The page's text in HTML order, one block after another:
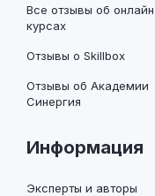
Все отзывы об
курсах
Отзывы о Skillbox
Отзывы об Академии
Синергия
Информация
Эксперты и авторы